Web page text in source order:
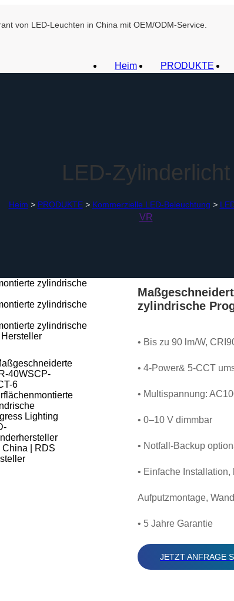
von LED-Leuchten in China mit OEM/ODM-Service.
Heim PRODUKTE
LED-Zylinderlicht
Heim > PRODUKTE > Kommerzielle LED-Beleuchtung >
VR
zylindrische
• Bis zu 90 lm/W,
• 4-Power& 5-CCT
• Multispannung:
• 0–10 V dimmbar
• Notfall-Backup
• Einfache
Aufputzmontage,
• 5 Jahre Garantie
JETZT ANFRAGE